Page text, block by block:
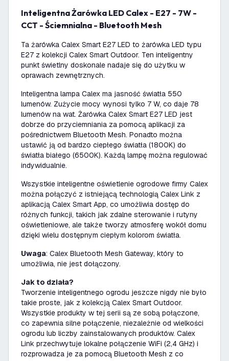
Inteligentna Żarówka LED Calex - E27 - 7W -
CCT - Ściemnialna - Bluetooth Mesh
Ta żarówka Calex Smart E27 LED to żarówka LED typu
E27 z kolekcji Calex Smart Outdoor. Ten inteligentny
punkt świetlny doskonale nadaje się do użytku w
oprawach zewnętrznych.
Inteligentna lampa Calex ma jasność światła 550
lumenów. Zużycie mocy wynosi tylko 7 W, co daje 78
lumenów na wat. Żarówka Calex Smart E27 LED jest
dobrze do przyciemniania za pomocą aplikacji za
pośrednictwem Bluetooth Mesh. Ponadto można
ustawić ją od bardzo ciepłego światła (1800K) do
światła białego (6500K). Każdą lampę można regulować
indywidualnie.
Wszystkie inteligentne oświetlenie ogrodowe firmy Calex
można połączyć z istniejącą technologią Calex Link z
aplikacją Calex Smart App, co umożliwia dostęp do
różnych funkcji, takich jak zdalne sterowanie i rutyny
oświetleniowe, ale także tworzy atmosferę wokół domu
dzięki wielu dostępnym ciepłym kolorom światła.
Uwaga: Calex Bluetooth Mesh Gateway, który to
umożliwia, nie jest dołączony.
Jak to działa?
Tworzenie inteligentnego ogrodu jeszcze nigdy nie było
takie proste, jak z kolekcją Calex Smart Outdoor.
Wszystkie produkty w tej serii są ze sobą połączone,
co zapewnia silne połączenie, niezależnie od wielkości
ogrodu lub liczby zainstalowanych produktów. Calex
Link przechwytuje lokalne połączenie WiFi (2,4 GHz) i
rozprowadza je za pomocą Bluetooth Mesh z co